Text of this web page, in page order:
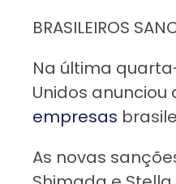
BRASILEIROS
Na última
Unidos anunciou
empresas
As novas